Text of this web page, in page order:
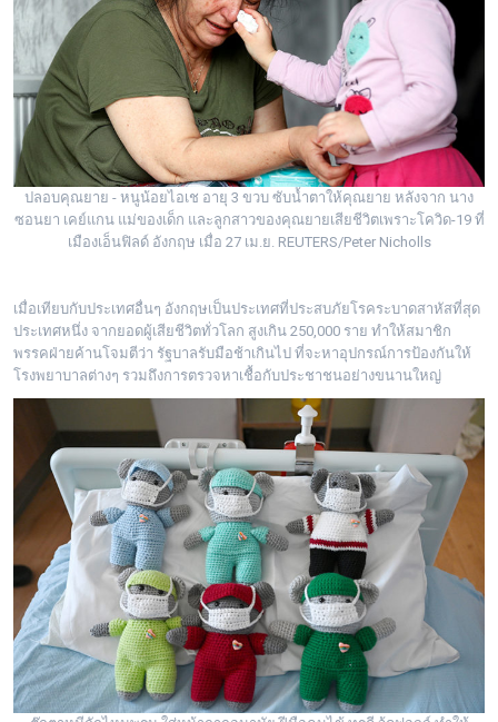
ปลอบคุณยาย - หนูน้อยไอเช อายุ 3 ขวบ ซับน้ำตาให้คุณยาย หลังจาก นาง
ซอนยา เคย์แกน แม่ของเด็ก และลูกสาวของคุณยายเสียชีวิตเพราะโควิด-19 ที่
เมืองเอ็นฟิลด์ อังกฤษ เมื่อ 27 เม.ย. REUTERS/Peter Nicholls
เมื่อเทียบกับประเทศอื่นๆ อังกฤษเป็นประเทศที่ประสบภัยโรคระบาดสาหัสที่สุด
ประเทศหนึ่ง จากยอดผู้เสียชีวิตทั่วโลก สูงเกิน 250,000 ราย ทำให้สมาชิก
พรรคฝ่ายค้านโจมตีว่า รัฐบาลรับมือช้าเกินไป ที่จะหาอุปกรณ์การป้องกันให้
โรงพยาบาลต่างๆ รวมถึงการตรวจหาเชื้อกับประชาชนอย่างขนานใหญ่